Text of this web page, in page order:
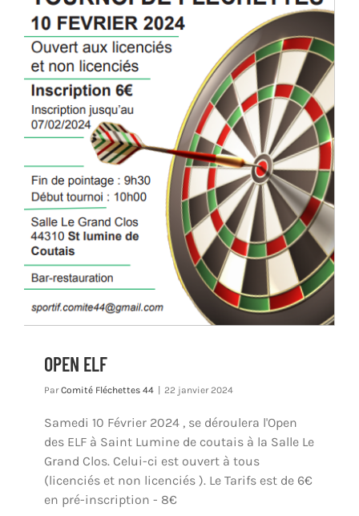
OPEN ELF
ParComité Fléchettes 44 22 janvier 2024
Samedi 10 Février 2024 , se déroulera l'Open
des ELF à Saint Lumine de coutais à la Salle Le
Grand Clos. Celui-ci est ouvert à tous
(licenciés et non licenciés ). Le Tarifs est de 6€
en pré-inscription - 8€